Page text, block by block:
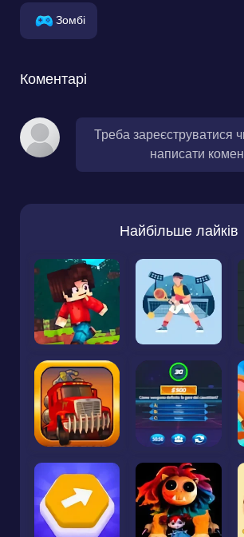
Зомбі
Коментарі
Треба зареєструватися
написати
Найбільше лайків